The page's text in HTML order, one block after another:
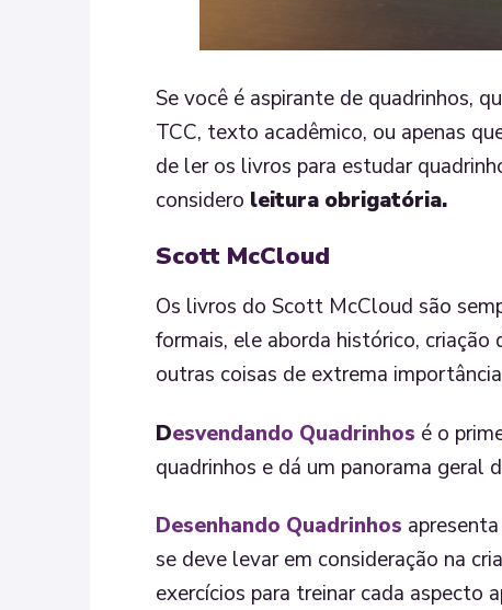
Se você é aspirante de quadrinhos,
TCC, texto acadêmico, ou apenas
de ler os livros para estudar
considero leitura obrigatória.
Scott McCloud
Os livros do Scott McCloud são
formais, ele aborda histórico, criação
outras coisas de extrema
Desvendando Quadrinhos é o
quadrinhos e dá um panorama geral
Desenhando Quadrinhos
se deve levar em consideração na
exercícios para treinar cada aspecto